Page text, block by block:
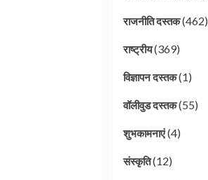
राजनीति दस्तक(462)
राष्ट्रीय(369)
विज्ञापन दस्तक(1)
वॉलीवुड दस्तक(55)
शुभकामनाएं(4)
संस्कृति(12)